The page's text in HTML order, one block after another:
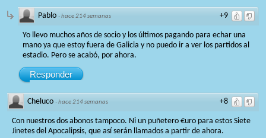
+9
Pablo ·hace 214 semanas
Yo llevo muchos años de socio y los últimos pagando para echar una
mano ya que estoy fuera de Galicia y no puedo ir a ver los partidos al
estadio. Pero se acabó, por ahora.
Responder
+8
Cheluco ·hace 214 semanas
Con nuestros dos abonos tampoco. Ni un puñetero €uro para estos Siete
Jinetes del Apocalipsis, que así serán llamados a partir de ahora.